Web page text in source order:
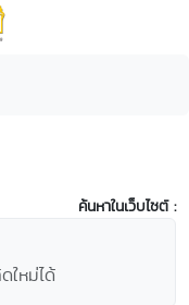
ค้นหาในเว็บไซต์ :
ใหม่ได้